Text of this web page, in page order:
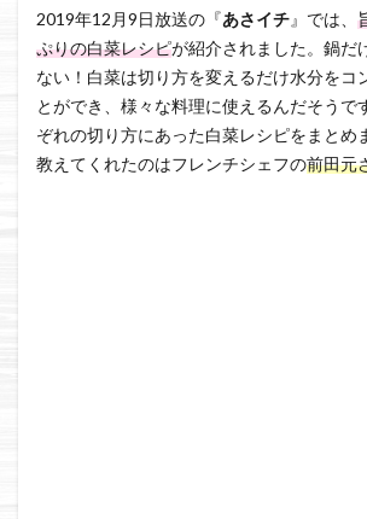
2019年12月9日放送の『あさイチ』では、
ぷりの白菜レシピが紹介されました。鍋だ
ない！白菜は切り方を変えるだけ水分をコ
とができ、様々な料理に使えるんだそうで
ぞれの切り方にあった白菜レシピをまとめ
教えてくれたのはフレンチシェフの前田元